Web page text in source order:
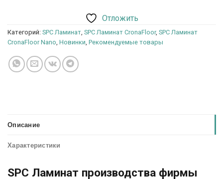
Отложить
Категорий: SPC Ламинат SPC Ламинат CronaFloor, SPC Ламинат
CronaFloor Nano Новинки Рекомендуемые товары
Описание
Характеристики
SPC Ламинат производства фирмы